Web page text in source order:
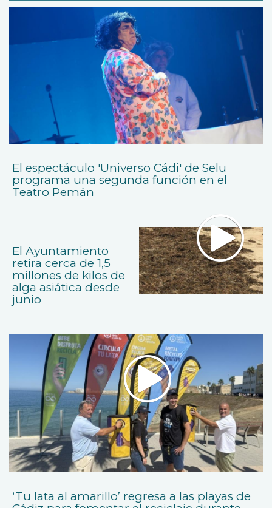
El espectáculo 'Universo Cádi' de Selu
programa una segunda función en el
Teatro Pemán
El Ayuntamiento
retira cerca de 1,5
millones de kilos de
alga asiática desde
junio
‘Tu lata al amarillo’ regresa a las playas de